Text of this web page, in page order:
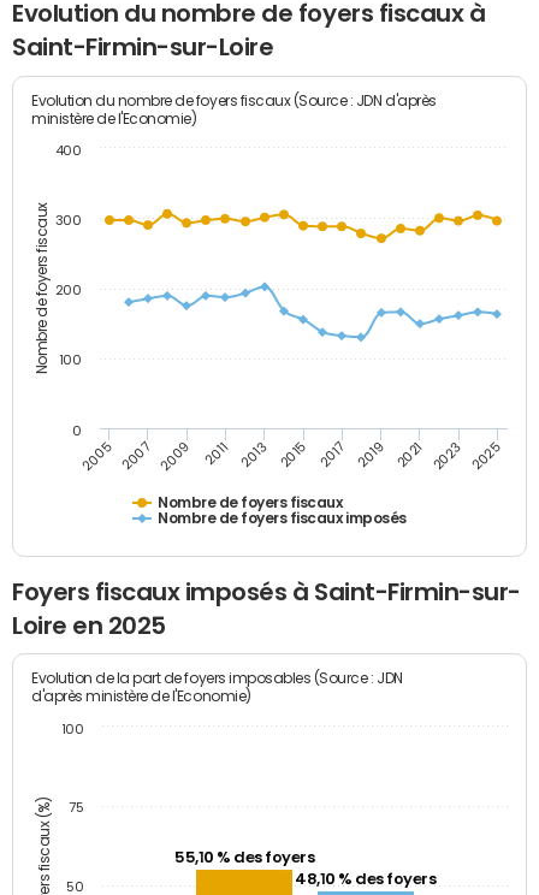
Evolution du nombre de foyers fiscaux à
Saint-Firmin-sur-Loire
Nombre de foyers fiscaux
Evolution du nombre de foyers fiscaux (Source : JDN d'après
ministère de l'Economie)
Nombre de foyers fiscaux
Nombre de foyers fiscaux imposés
2005 2007 2009 2011 2013 2015 2017 2019 2021 2023 2025
0
100
200
300
400
Foyers fiscaux imposés à Saint-Firmin-sur-
Loire en 2025
Evolution de la part de foyers imposables (Source : JDN
d'après ministère de l'Economie)
55,10 % des foyers
48,10 % des foyers
50
75
100